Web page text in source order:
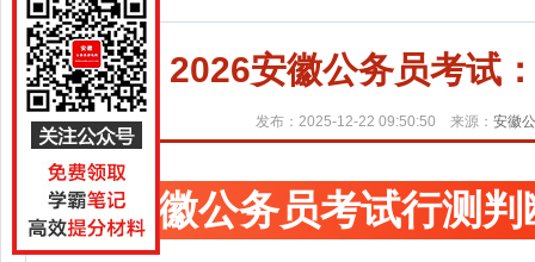
2026安徽公务员考试
发布：2025-12-22 09:50:50 来源： 安徽
安徽公务员考试行测